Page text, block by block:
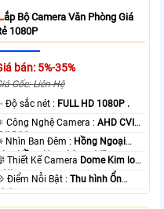
Ắp Bộ Camera Văn Phòng Giá
1080P
bán: 5%-35%
Gốc: Liên Hệ
✨ Độ sắc nét : FULL HD 1080P .
⚛️ Công Nghệ Camera :AHD CVI
BCS.
❈ Nhìn Ban Đêm : Hồng Ngoại
Hồng Ngoại Smart IR.
🎼️ Thiết Kế Camera Dome Kim loại
Nhựa.
️💠 Điểm Nỗi Bật :Thu hình Ổn